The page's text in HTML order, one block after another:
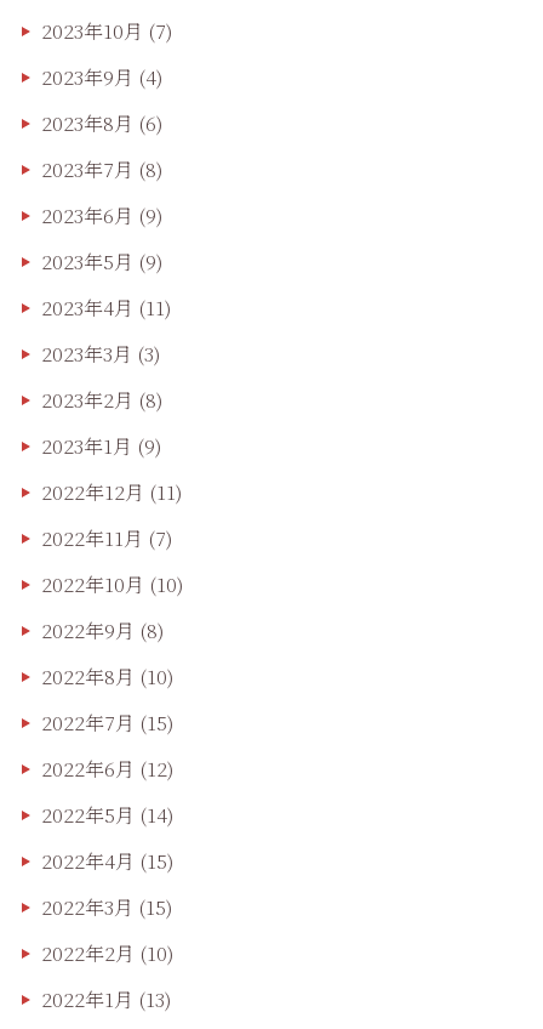
2023年10月 (7)
2023年9月 (4)
2023年8月 (6)
2023年7月 (8)
2023年6月 (9)
2023年5月 (9)
2023年4月 (11)
2023年3月 (3)
2023年2月 (8)
2023年1月 (9)
2022年12月 (11)
2022年11月 (7)
2022年10月 (10)
2022年9月 (8)
2022年8月 (10)
2022年7月 (15)
2022年6月 (12)
2022年5月 (14)
2022年4月 (15)
2022年3月 (15)
2022年2月 (10)
2022年1月 (13)